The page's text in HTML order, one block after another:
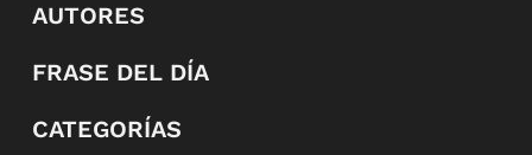
AUTORES
FRASE DEL DÍA
CATEGORÍAS